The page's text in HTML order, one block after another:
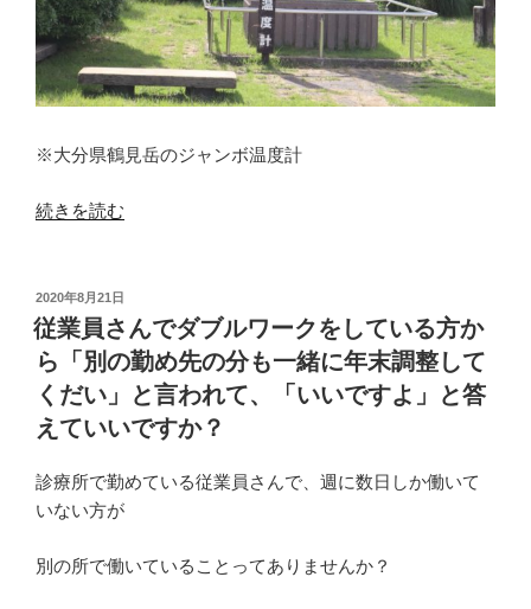
え
な
の？”
※大分県鶴見岳のジャンボ温度計
“診
に
お
け
る
「新
型
ロ
ナ
イ
続きを読む
投
稿
日:
2020年8月21日
従業員さんでダブルワークをしている方か
ら「別の勤め先の分も一緒に年末調整して
くだい」と言われて、「いいですよ」と答
えていいですか？
診療所で勤めている従業員さんで、週に数日しか働いて
いない方が
別の所で働いていることってありませんか？